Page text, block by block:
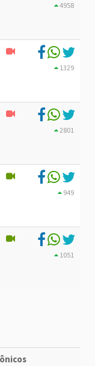
4958
1329
2801
949
1051